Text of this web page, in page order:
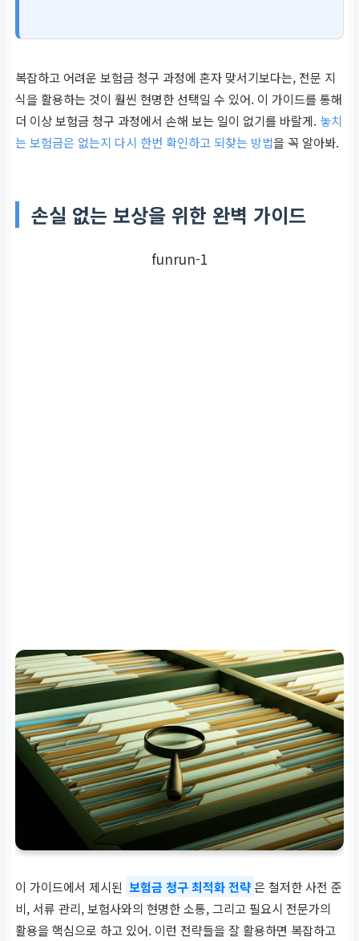
복잡하고 어려운 보험금 청구 과정에 혼자 맞서기보다는, 전문 지
식을 활용하는 것이 훨씬 현명한 선택일 수 있어. 이 가이드를 통해
더 이상 보험금 청구 과정에서 손해 보는 일이 없기를 바랄게. 놓치
는 보험금은 없는지 다시 한번 확인하고 되찾는 방법을 꼭 알아봐.
손실 없는 보상을 위한 완벽 가이드
funrun-1
이 가이드에서 제시된 보험금 청구 최적화 전략은 철저한 사전 준
비, 서류 관리, 보험사와의 현명한 소통, 그리고 필요시 전문가의
활용을 핵심으로 하고 있어. 이런 전략들을 잘 활용하면 복잡하고